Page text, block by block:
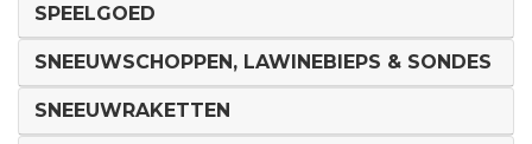
SPEELGOED
SNEEUWSCHOPPEN, LAWINEBIEPS & SONDES
SNEEUWRAKETTEN